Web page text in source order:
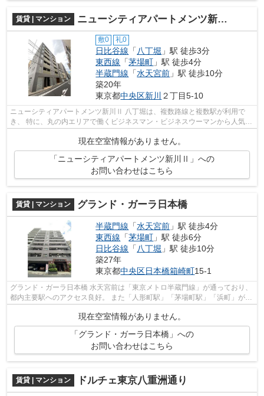
賃貸 | マンション ニューシティアパートメンツ新川Ⅱ
敷0 礼0
日比谷線 「 八丁堀 」駅 徒歩3分
東西線 「茅場町 」駅 徒歩4分
半蔵門線 「水天宮前 」駅 徒歩10分
築20年
東京都中央区新川 ２丁目5-10
ニューシティアパートメンツ新川Ⅱ 八丁堀は、複数路線と複数駅が利用で
き、 特に、丸の内エリアで働くビジネスマン・ビジネスウーマンから人気の
エリア。 駅の周辺に、スーパーやコ...
現在空室情報がありません。
「ニューシティアパートメンツ新川Ⅱ」への
お問い合わせはこちら
賃貸 | マンション グランド・ガーラ日本橋
半蔵門線 「水天宮前 」駅 徒歩4分
東西線 「茅場町 」駅 徒歩6分
日比谷線 「 八丁堀 」駅 徒歩10分
築27年
東京都中央区日本橋箱崎町15-1
グランド・ガーラ日本橋 水天宮前は「東京メトロ半蔵門線」が通っており、
都内主要駅へのアクセス良好。 また「人形町駅」「茅場町駅」「浜町」が徒
歩圏内なので、 都営浅草線・東京...
現在空室情報がありません。
「グランド・ガーラ日本橋」への
お問い合わせはこちら
賃貸 | マンション ドルチェ東京八重洲通り